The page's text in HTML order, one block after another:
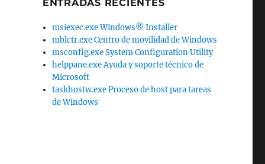
ENTRADAS RECIENTES
msiexec.exe Windows® Installer
mblctr.exe Centro de movilidad de Windows
msconfig.exe System Configuration Utility
helppane.exe Ayuda y soporte técnico de
Microsoft
taskhostw.exe Proceso de host para tareas
de Windows